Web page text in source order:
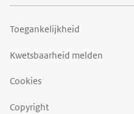
Toegankelijkheid
Kwetsbaarheid melden
Cookies
Copyright